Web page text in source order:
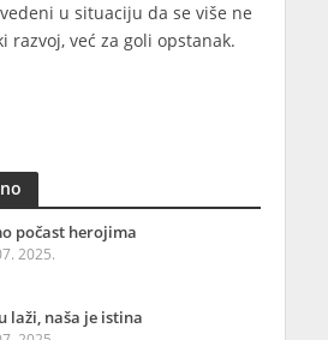
u situaciju da se više ne
razvoj, već za goli opstanak.
počast herojima
2025.
laži, naša je istina